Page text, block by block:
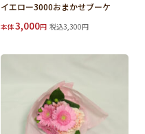
イエロー3000おまかせブーケ
本体3,000円 税込3,300円